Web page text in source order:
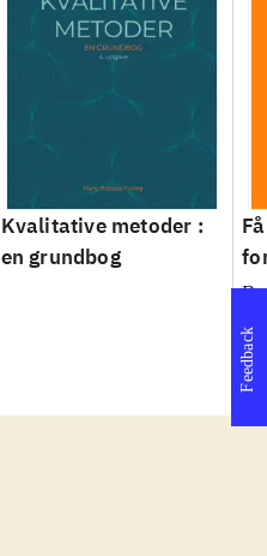
Kvalitative metoder :
en grundbog
Feedback